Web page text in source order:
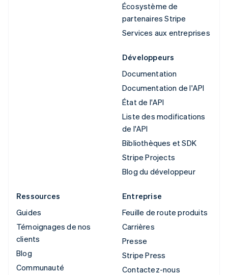
Écosystème de
partenaires Stripe
Services aux entreprises
Développeurs
Documentation
Documentation de l'API
État de l'API
Liste des modifications
de l'API
Bibliothèques et SDK
Stripe Projects
Blog du développeur
Ressources
Guides
Témoignages de nos
clients
Blog
Communauté
Entreprise
Feuille de route produits
Carrières
Presse
Stripe Press
Contactez-nous